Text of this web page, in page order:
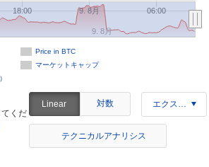
18:00 9. 8月 06:00
Price in BTC
マーケットキャップ
9. 8月
くだ
Linear 対数 エクスポート
テクニカルアナリシス